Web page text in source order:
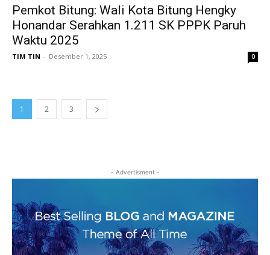
Pemkot Bitung: Wali Kota Bitung Hengky
Honandar Serahkan 1.211 SK PPPK Paruh
Waktu 2025
TIM TIN - Desember 1, 2025 0
1 2 3
- Advertisment -